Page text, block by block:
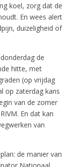
koel, zorg dat de
En wees alert
duizeligheid of
de
hitte, met
(op vrijdag
op zaterdag kans
van de zomer
En dat kan
van
de manier van